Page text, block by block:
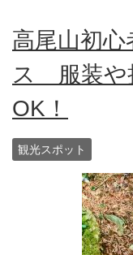
高尾山初
ス 服装や
OK！
観光スポット